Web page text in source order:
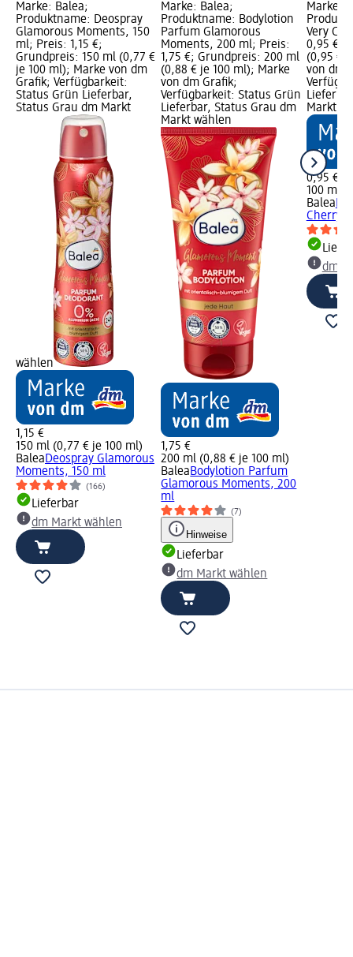
Marke: Balea;
Produktname: Deospray
Glamorous Moments, 150
ml; Preis: 1,15 €;
Grundpreis: 150 ml (0,77 €
je 100 ml); Marke von dm
Grafik; Verfügbarkeit:
Status Grün Lieferbar,
Status Grau dm Markt
wählen
1,15 €
150 ml (0,77 € je 100 ml)
BaleaDeospray Glamorous
Moments, 150 ml
(166)
Lieferbar
dm Markt wählen
Marke: Balea;
Produktname: Bodylotion
Parfum Glamorous
Moments, 200 ml; Preis:
1,75 €; Grundpreis: 200 ml
(0,88 € je 100 ml); Marke
von dm Grafik;
Verfügbarkeit: Status Grün
Lieferbar, Status Grau dm
Markt wählen
1,75 €
200 ml (0,88 € je 100 ml)
BaleaBodylotion Parfum
Glamorous Moments, 200
ml
(7)
Hinweise
Lieferbar
dm Markt wählen
Marke:
Very
0,95 €;
(0,95 €
von dm
Markt
0,95 €
100 ml
Balea
Cherry,
dm